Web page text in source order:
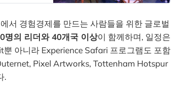
서 경험경제를 만드는 사람들을 위한 글로벌
명의 리더와 40개국 이상이 함께하며, 일정은
뿐 아니라 Experience Safari 프로그램도 포함
Pixel Artworks, Tottenham Hotspur
.